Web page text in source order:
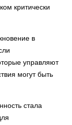
критически
в
управляют
могут быть
стала